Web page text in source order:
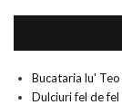
Bucataria lu' Teo
Dulciuri fel de fel